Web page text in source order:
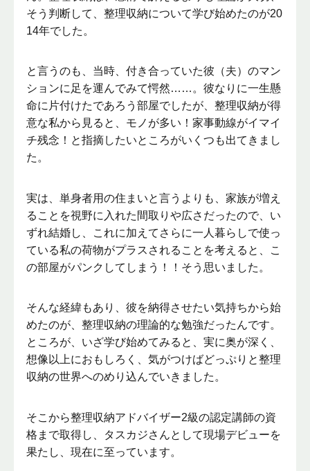
そう判断して、整理収納について学び始めたのが20
14年でした。
と言うのも、当時、付き合っていた彼（夫）のマン
ションに足を運んでみて愕然……。彼なりに一生懸
命に片付けたであろう部屋でしたが、整理収納が得
意な私から見ると、モノが多い！家事動線がイマイ
チ残念！と指摘したいところがいくつも出てきまし
た。
実は、単身者用の住まいと言うよりも、家族が増え
ることを視野に入れた間取りや広さだったので、い
ずれ結婚し、これに加えてさらに一人暮らしで使っ
ている私の荷物がプラスされることを考えると、こ
の部屋がパンクしてしまう！！そう思いました。
そんな経緯もあり、彼を納得させたい気持ちから始
めたのが、整理収納の理論的な勉強だったんです。
ところが、いざ学び始めてみると、実に奥が深く、
想像以上におもしろく、気がつけばどっぷりと整理
収納の世界へのめり込んでいきました。
そこから整理収納アドバイザー2級の認定講師の資
格まで取得し、タスカジさんとして現場デビューを
果たし、現在に至っています。